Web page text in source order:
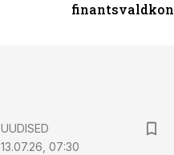
UUDISED
13.07.26, 07:30